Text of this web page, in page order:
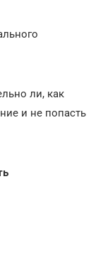
ли, как
и не попасть